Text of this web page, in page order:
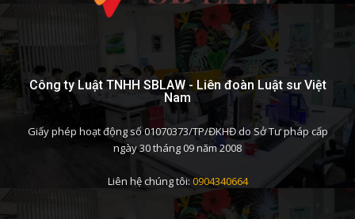
Công ty Luật TNHH SBLAW - Liên đoàn Luật sư Việt
Nam
Giấy phép hoạt động số 01070373/TP/ĐKHĐ do Sở Tư pháp cấp
ngày 30 tháng 09 năm 2008
Liên hệ chúng tôi: 0904340664